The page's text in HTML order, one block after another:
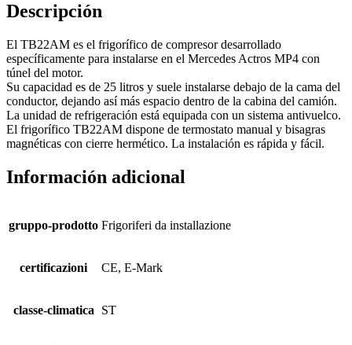
Descripción
El TB22AM es el frigorífico de compresor desarrollado
específicamente para instalarse en el Mercedes Actros MP4 con
túnel del motor.
Su capacidad es de 25 litros y suele instalarse debajo de la cama del
conductor, dejando así más espacio dentro de la cabina del camión.
La unidad de refrigeración está equipada con un sistema antivuelco.
El frigorífico TB22AM dispone de termostato manual y bisagras
magnéticas con cierre hermético. La instalación es rápida y fácil.
Información adicional
gruppo-prodotto Frigoriferi da installazione
certificazioni CE, E-Mark
classe-climatica ST